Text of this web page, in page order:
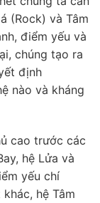
(Rock) và Tâm
điểm yếu và
chúng tạo ra
định
nào và kháng
cao trước các
hệ Lửa và
yếu chí
hệ Tâm